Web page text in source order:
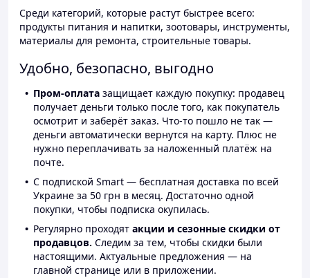
Среди категорий, которые растут быстрее всего:
продукты питания и напитки, зоотовары, инструменты,
материалы для ремонта, строительные товары.
Удобно, безопасно, выгодно
Пром-оплата защищает каждую покупку: продавец
получает деньги только после того, как покупатель
осмотрит и заберёт заказ. Что-то пошло не так —
деньги автоматически вернутся на карту. Плюс не
нужно переплачивать за наложенный платёж на
почте.
С подпиской Smart — бесплатная доставка по всей
Украине за 50 грн в месяц. Достаточно одной
покупки, чтобы подписка окупилась.
Регулярно проходят акции и сезонные скидки от
продавцов. Следим за тем, чтобы скидки были
настоящими. Актуальные предложения — на
главной странице или в приложении.